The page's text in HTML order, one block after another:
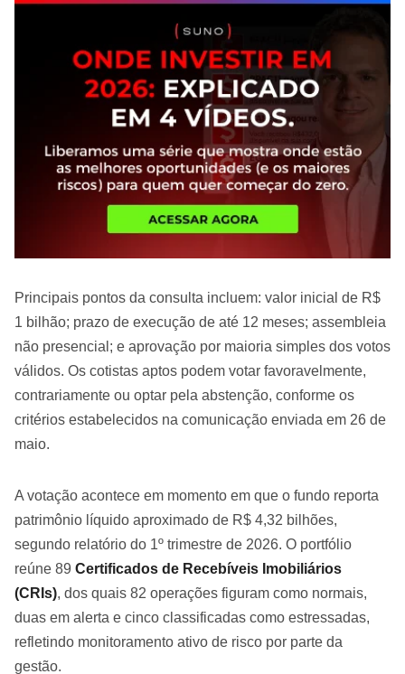
Principais pontos da consulta incluem: valor inicial de R$
1 bilhão; prazo de execução de até 12 meses; assembleia
não presencial; e aprovação por maioria simples dos votos
válidos. Os cotistas aptos podem votar favoravelmente,
contrariamente ou optar pela abstenção, conforme os
critérios estabelecidos na comunicação enviada em 26 de
maio.
A votação acontece em momento em que o fundo reporta
patrimônio líquido aproximado de R$ 4,32 bilhões,
segundo relatório do 1º trimestre de 2026. O portfólio
reúne 89 Certificados de Recebíveis Imobiliários
(CRIs), dos quais 82 operações figuram como normais,
duas em alerta e cinco classificadas como estressadas,
refletindo monitoramento ativo de risco por parte da
gestão.